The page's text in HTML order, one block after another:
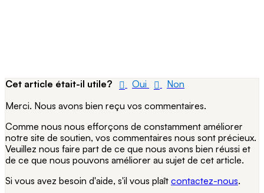
Cet article était-il utile? Oui
Non
Merci. Nous avons bien reçu vos commentaires.
Comme nous nous efforçons de constamment améliorer
notre site de soutien, vos commentaires nous sont précieux.
Veuillez nous faire part de ce que nous avons bien réussi et
de ce que nous pouvons améliorer au sujet de cet article.
Si vous avez besoin d'aide, s'il vous plaît contactez-nous.